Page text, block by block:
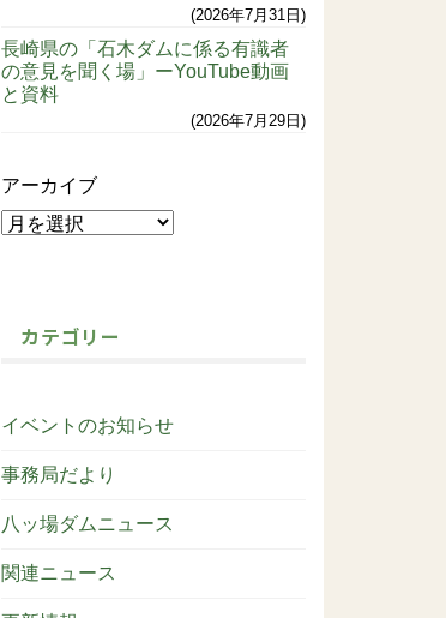
2026年7月31日
長崎県の「石木ダムに係る有識者
の意見を聞く場」ーYouTube動画
と資料
2026年7月29日
アーカイブ
カテゴリー
イベントのお知らせ
事務局だより
八ッ場ダムニュース
関連ニュース